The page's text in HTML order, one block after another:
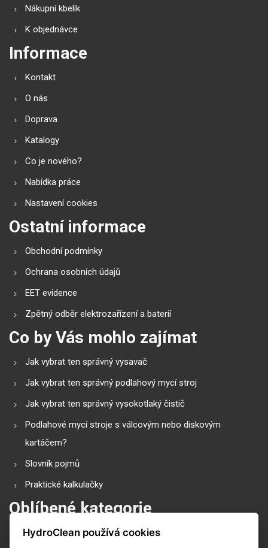
Nákupní kbelík
K objednávce
Informace
Kontakt
O nás
Doprava
Katalogy
Co je nového?
Nabídka práce
Nastavení cookies
Ostatní informace
Obchodní podmínky
Ochrana osobních údajů
EET evidence
Zpětný odběr elektrozařízení a baterií
Co by Vás mohlo zajímat
Jak vybrat ten správný vysavač
Jak vybrat ten správný podlahový mycí stroj
Jak vybrat ten správný vysokotlaký čistič
Podlahové mycí stroje s válcovým nebo diskovým
kartáčem?
Slovník pojmů
Praktické kalkulačky
Oblíbené kategorie
Průmyslové vysavače
HydroClean používá cookies